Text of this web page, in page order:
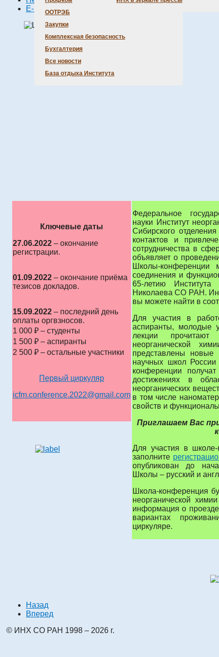
ООТРЭБ
Закупки
Комплексная безопасность
Бухгалтерия
Все новости
База отдыха Института
E-mail
Ключевые даты
27.06.2022 – окончание
регистрации.
01.09.2022 – окончание приёма
тезисов докладов.
15.09.2022 – последний день
оплаты оргвзносов.
1 000 ₽ – студенты
1 500 ₽ – аспиранты
2 500 ₽ – остальные участники
Первый циркуляр
icfm.conference.2022@gmail.com
Федеральное
науки Институт
Сибирского
контактов и
сотрудничества в
объявляет о
Школы-конференции
соединения и
65-летию
Николаева СО РАН.
вы можете найти в
Для участия в
аспиранты, молодые
лекции
неорганической
представлены новые
научных школ
конференции
достижениях в
неорганических
в том числе
свойств и
Приглашаем Вас
Для участия в школе-
заполните
опубликован до
Школы – русский и
Школа-конференция
неорганической
информация о
вариантах
циркуляре.
Назад
Вперед
© ИНХ СО РАН 1998 – 2026 г.